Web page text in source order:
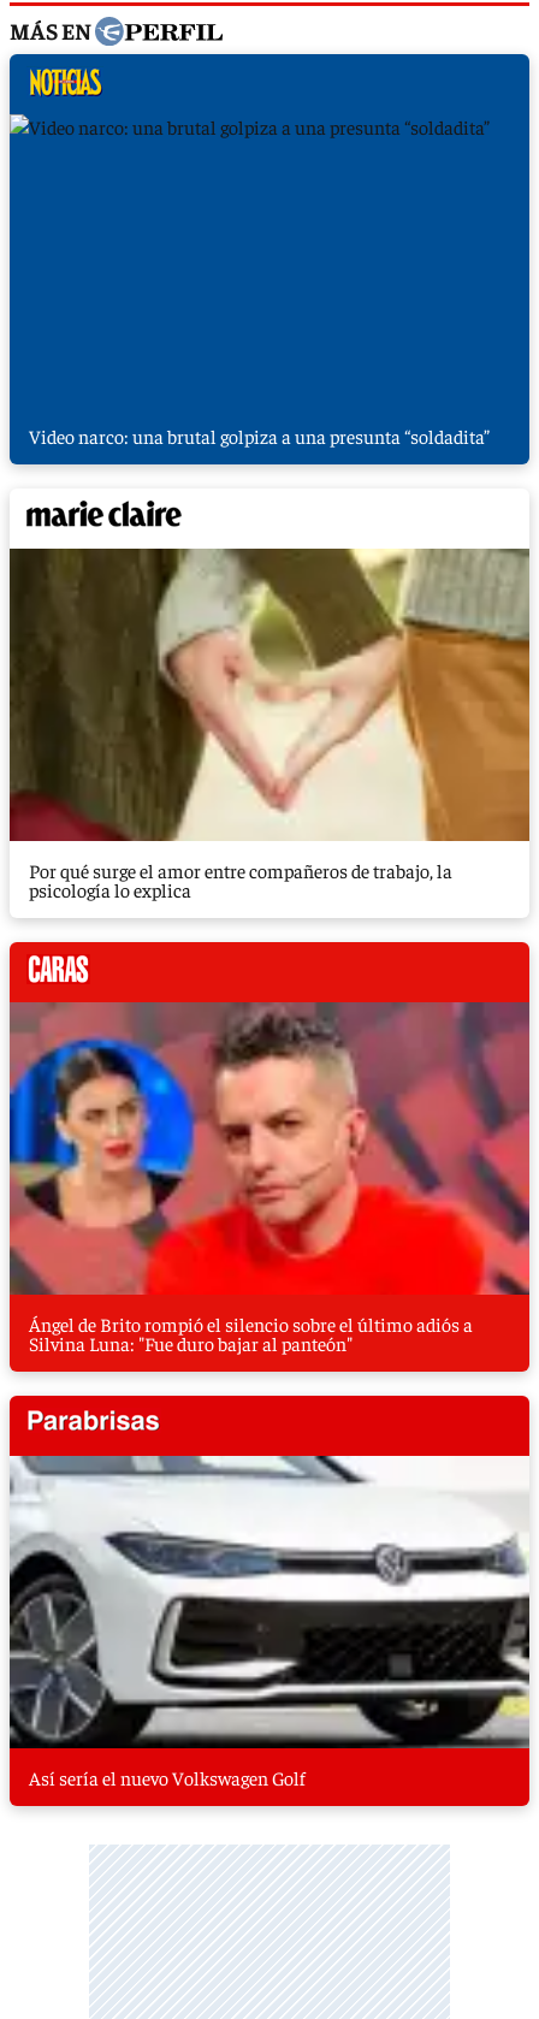
MÁS EN
Video narco: una brutal golpiza a una presunta “soldadita”
Por qué surge el amor entre compañeros de trabajo, la
psicología lo explica
Ángel de Brito rompió el silencio sobre el último adiós a
Silvina Luna: "Fue duro bajar al panteón"
Así sería el nuevo Volkswagen Golf